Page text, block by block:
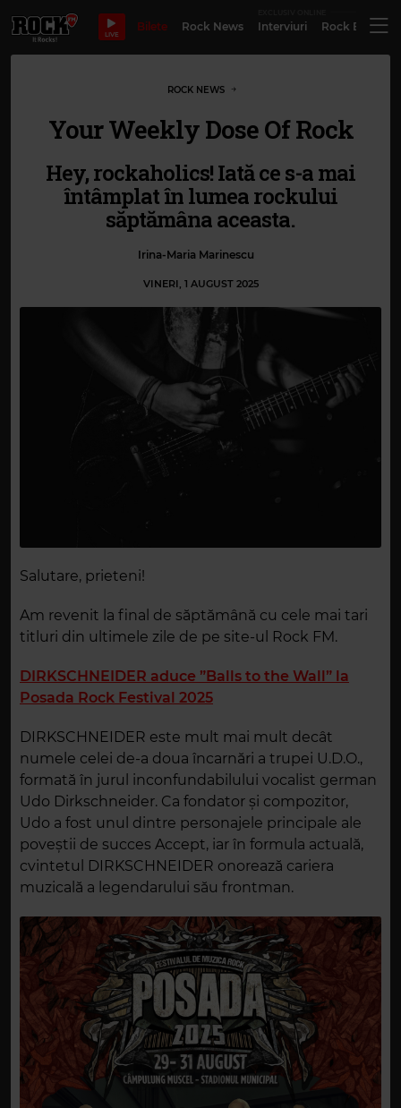
LIVE
Bilete Rock News Interviuri Rock
ROCK NEWS
Your Weekly Dose Of Rock
Hey, rockaholics! Iată ce s-a mai
întâmplat în lumea rockului
săptămâna aceasta.
Irina-Maria Marinescu
VINERI, 1 AUGUST 2025
Salutare, prieteni!
Am revenit la final de săptămână cu cele mai tari
titluri din ultimele zile de pe site-ul Rock FM.
DIRKSCHNEIDER aduce ”Balls to the Wall” la
Posada Rock Festival 2025
DIRKSCHNEIDER este mult mai mult decât
numele celei de-a doua încarnări a trupei U.D.O.,
formată în jurul inconfundabilului vocalist german
Udo Dirkschneider. Ca fondator și compozitor,
Udo a fost unul dintre personajele principale ale
poveștii de succes Accept, iar în formula actuală,
cvintetul DIRKSCHNEIDER onorează cariera
muzicală a legendarului său frontman.